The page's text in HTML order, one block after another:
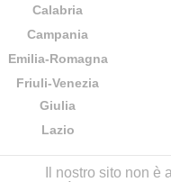
Calabria
Campania
Emilia-Romagna
Friuli-Venezia
Giulia
Lazio
Il nostro sito non